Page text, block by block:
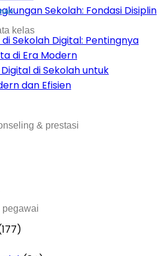
kelas
& prestasi
Sekolah: Fondasi Disiplin
Sekolah Digital: Pentingnya
di Era Modern
di Sekolah untuk
dan Efisien